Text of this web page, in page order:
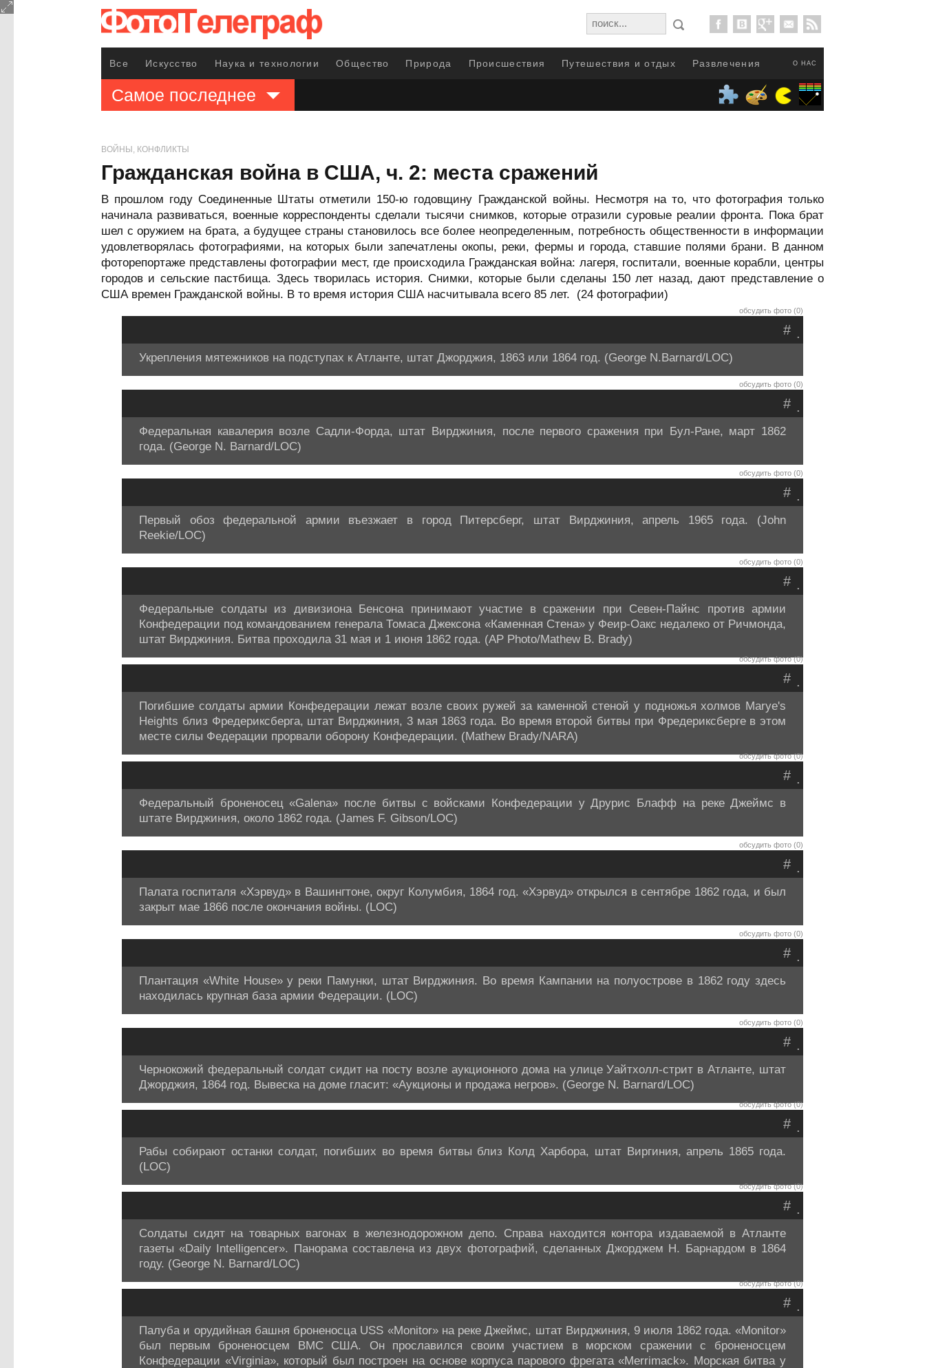
О НАС
Все Искусство Наука и технологии Общество Природа Происшествия Путешествия и отдых Развлечения
Самое последнее
ВОЙНЫ, КОНФЛИКТЫ
Гражданская война в США, ч. 2: места сражений
В прошлом году Соединенные Штаты отметили 150-ю годовщину Гражданской войны. Несмотря на то, что фотография только
начинала развиваться, военные корреспонденты сделали тысячи снимков, которые отразили суровые реалии фронта. Пока брат
шел с оружием на брата, а будущее страны становилось все более неопределенным, потребность общественности в информации
удовлетворялась фотографиями, на которых были запечатлены окопы, реки, фермы и города, ставшие полями брани. В данном
фоторепортаже представлены фотографии мест, где происходила Гражданская война: лагеря, госпитали, военные корабли, центры
городов и сельские пастбища. Здесь творилась история. Снимки, которые были сделаны 150 лет назад, дают представление о
США времен Гражданской войны. В то время история США насчитывала всего 85 лет. (24 фотографии)
обсудить фото (0)
.
#
Укрепления мятежников на подступах к Атланте, штат Джорджия, 1863 или 1864 год. (George N.Barnard/LOC)
обсудить фото (0)
.
#
Федеральная кавалерия возле Садли-Форда, штат Вирджиния, после первого сражения при Бул-Ране, март 1862
года. (George N. Barnard/LOC)
обсудить фото (0)
.
#
Первый обоз федеральной армии въезжает в город Питерсберг, штат Вирджиния, апрель 1965 года. (John
Reekie/LOC)
обсудить фото (0)
.
#
Федеральные солдаты из дивизиона Бенсона принимают участие в сражении при Севен-Пайнс против армии
Конфедерации под командованием генерала Томаса Джексона «Каменная Стена» у Феир-Оакс недалеко от Ричмонда,
штат Вирджиния. Битва проходила 31 мая и 1 июня 1862 года. (AP Photo/Mathew B. Brady)
обсудить фото (0)
.
#
Погибшие солдаты армии Конфедерации лежат возле своих ружей за каменной стеной у подножья холмов Marye's
Heights близ Фредериксберга, штат Вирджиния, 3 мая 1863 года. Во время второй битвы при Фредериксберге в этом
месте силы Федерации прорвали оборону Конфедерации. (Mathew Brady/NARA)
обсудить фото (0)
.
#
Федеральный броненосец «Galena» после битвы с войсками Конфедерации у Друрис Блафф на реке Джеймс в
штате Вирджиния, около 1862 года. (James F. Gibson/LOC)
обсудить фото (0)
.
#
Палата госпиталя «Хэрвуд» в Вашингтоне, округ Колумбия, 1864 год. «Хэрвуд» открылся в сентябре 1862 года, и был
закрыт мае 1866 после окончания войны. (LOC)
обсудить фото (0)
.
#
Плантация «White House» у реки Памунки, штат Вирджиния. Во время Кампании на полуострове в 1862 году здесь
находилась крупная база армии Федерации. (LOC)
обсудить фото (0)
.
#
Чернокожий федеральный солдат сидит на посту возле аукционного дома на улице Уайтхолл-стрит в Атланте, штат
Джорджия, 1864 год. Вывеска на доме гласит: «Аукционы и продажа негров». (George N. Barnard/LOC)
обсудить фото (0)
.
#
Рабы собирают останки солдат, погибших во время битвы близ Колд Харбора, штат Виргиния, апрель 1865 года.
(LOC)
обсудить фото (0)
.
#
Солдаты сидят на товарных вагонах в железнодорожном депо. Справа находится контора издаваемой в Атланте
газеты «Daily Intelligencer». Панорама составлена из двух фотографий, сделанных Джорджем Н. Барнардом в 1864
году. (George N. Barnard/LOC)
обсудить фото (0)
.
#
Палуба и орудийная башня броненосца USS «Monitor» на реке Джеймс, штат Вирджиния, 9 июля 1862 года. «Monitor»
был первым броненосцем ВМС США. Он прославился своим участием в морском сражении с броненосцем
Конфедерации «Virginia», который был построен на основе корпуса парового фрегата «Merrimack». Морская битва у